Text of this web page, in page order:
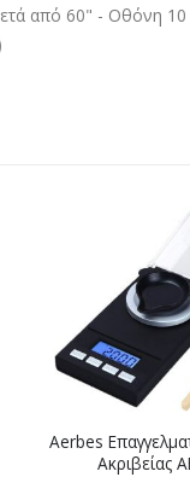
από 60" - Οθόνη 10
Aerbes
Ακριβείας